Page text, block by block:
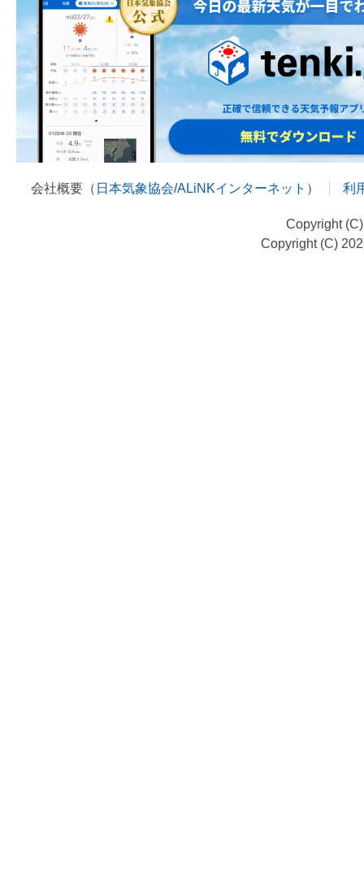
会社概要（ 日本気象協会/ALiNKインターネット ） 利
Copyright
Copyright (C)